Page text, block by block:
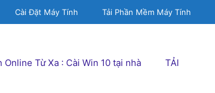
Cài Đặt Máy Tính Tải Phần Mềm Máy Tính
Online Từ Xa : Cài Win 10 tại nhà TẢI